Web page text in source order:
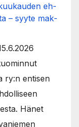
eh­
– syyte mak­
ry:n entisen
Hänet